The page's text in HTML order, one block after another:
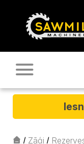
/ Zāģi /